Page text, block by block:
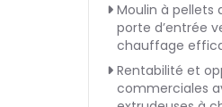
Moulin à pellets
porte d’entrée
chauffage
Rentabilité et
commerciales